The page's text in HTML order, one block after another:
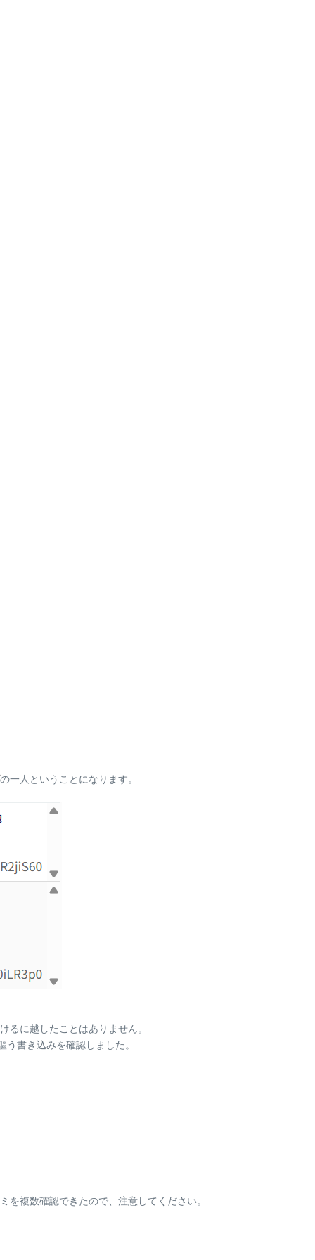
の一人ということになります。
るに越したことはありません。
書き込みを確認しました。
複数確認できたので、注意してください。